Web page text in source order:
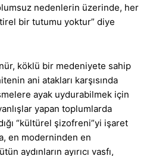
nedenlerin üzerinde, her
bir tutumu yoktur” diye
köklü bir medeniyete sahip
ani atakları karşısında
ayak uydurabilmek için
yapan toplumlarda
“kültürel şizofreni”yi işaret
en moderninden en
aydınların ayırıcı vasfı,